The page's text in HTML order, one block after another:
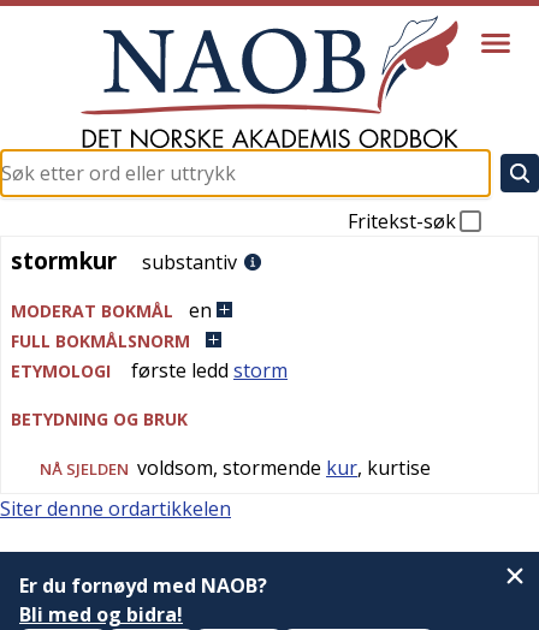
Fritekst-søk
stormkur
stormkur substantiv
MODERAT BOKMÅL en
FULL BOKMÅLSNORM
ETYMOLOGI
første ledd storm
BETYDNING OG BRUK
NÅ SJELDEN voldsom, stormende kur, kurtise
Siter denne ordartikkelen
Er du fornøyd med NAOB?
Bli med og bidra!